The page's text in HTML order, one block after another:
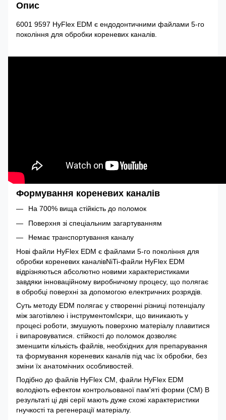
Опис
6001 9597 HyFlex EDM є ендодонтичними файлами 5-го
покоління для обробки кореневих каналів.
Формування кореневих каналів
На 700% вища стійкість до поломок
Поверхня зі спеціальним загартуванням
Немає транспортування каналу
Нові файли HyFlex EDM є файлами 5-го покоління для
обробки кореневих каналівNiTi-файли HyFlex EDM
відрізняються абсолютно новими характеристиками
завдяки інноваційному виробничому процесу, що полягає
в обробці поверхні за допомогою електричних розрядів.
Суть методу EDM полягає у створенні різниці потенціалу
між заготівлею і інструментомІскри, що виникають у
процесі роботи, змушують поверхню матеріалу плавитися
і випаровуватися. стійкості до поломок дозволяє
зменшити кількість файлів, необхідних для препарування
та формування кореневих каналів під час їх обробки, без
зміни їх анатомічних особливостей.
Подібно до файлів HyFlex CM, файли HyFlex EDM
володіють ефектом контрольованої пам'яті форми (CM) В
результаті ці дві серії мають дуже схожі характеристики
гнучкості та регенерації матеріалу.